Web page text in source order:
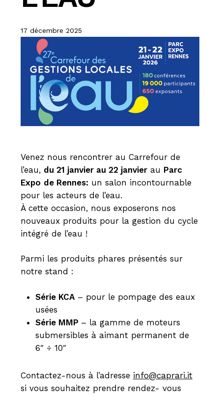
17 décembre 2025
Venez nous rencontrer au Carrefour de
l’eau, du 21 janvier au 22 janvierau Parc
Expo de Rennes: un salon incontournable
pour les acteurs de l’eau.
À cette occasion, nous exposerons nos
nouveaux produits pour la gestion du cycle
intégré de l’eau !
Parmi les produits phares présentés sur
notre stand :
Série KCA– pour le pompage des eaux
usées
Série MMP – la gamme de moteurs
submersibles à aimant permanent de
6″ ÷ 10″
Contactez-nous à l’adresse info@caprari.it
si vous souhaitez prendre rendez- vous